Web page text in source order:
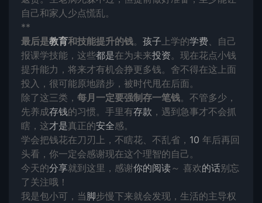
自己和家人少点慌乱。
**
最后是教育和技能提升的钱。 孩子 上学的学费、自己
报课学技能，这些都是在为未来投资。现在花点小钱
提升能力，将来才有机会挣更多钱。舍不得在这上面
投入，很可能原地踏步，被时代甩在后面。
除了这三类， 每月一定要强制存一笔钱。不管多少，
先养成存钱的习惯。手里有存款 ，遇到急事才不会抓
瞎，这才是真正的安全感。
学会把钱花在刀刃上，不瞎花、不乱省， 10 年后再回
头看，你一定会感谢现在这个理智的自己。
今天的分享就到这里，感谢你的阅读～ 喜欢的话别忘
了关注哦！
我是包小可，当脚步慢下来就会发现，生活的主导权